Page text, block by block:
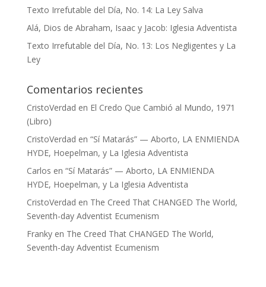
Texto Irrefutable del Día, No. 14: La Ley Salva
Alá, Dios de Abraham, Isaac y Jacob: Iglesia Adventista
Texto Irrefutable del Día, No. 13: Los Negligentes y La
Ley
Comentarios recientes
CristoVerdad en El Credo Que Cambió al Mundo, 1971
(Libro)
CristoVerdad en “Sí Matarás” — Aborto, LA ENMIENDA
HYDE, Hoepelman, y La Iglesia Adventista
Carlos en “Sí Matarás” — Aborto, LA ENMIENDA
HYDE, Hoepelman, y La Iglesia Adventista
CristoVerdad en The Creed That CHANGED The World,
Seventh-day Adventist Ecumenism
Frankyen The Creed That CHANGED The World,
Seventh-day Adventist Ecumenism